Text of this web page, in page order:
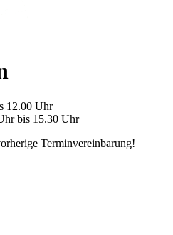
12.00 Uhr
bis 15.30 Uhr
Terminvereinbarung!